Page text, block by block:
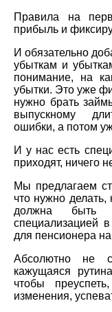
Правила на
прибыль и
И обязательно
убыткам и
понимание, на
убытки. Это уже
нужно брать
выпускному
ошибки, а потом
И у нас есть
приходят, ничего
Мы предлагаем
что нужно
должна быть
специализацией
для пенсионера
Абсолютно не
кажущаяся
чтобы
изменения,